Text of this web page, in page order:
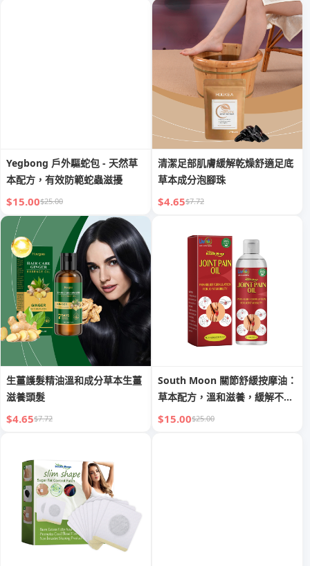
Yegbong 戶外驅蛇包 - 天然草
本配方，有效防範蛇蟲滋擾
$15.00$25.00
清潔足部肌膚緩解乾燥舒適足底
草本成分泡腳珠
$4.65$7.72
生薑護髮精油溫和成分草本生薑
滋養頭髮
$4.65$7.72
South Moon 關節舒緩按摩油：
草本配方，溫和滋養，緩解不
適，保持肌膚柔軟
$15.00$25.00